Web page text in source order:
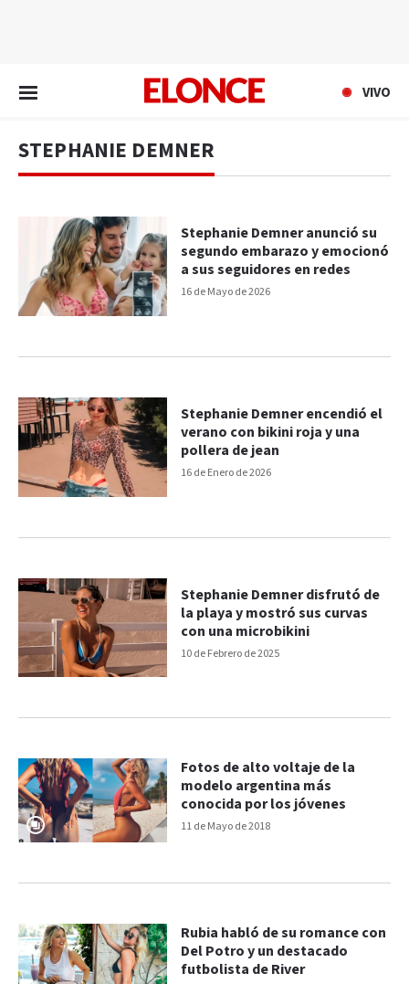
VIVO
STEPHANIE DEMNER
16 de Mayo de 2026
Stephanie Demner anunció su
segundo embarazo y emocionó
a sus seguidores en redes
16 de Enero de 2026
Stephanie Demner encendió el
verano con bikini roja y una
pollera de jean
10 de Febrero de 2025
Stephanie Demner disfrutó de
la playa y mostró sus curvas
con una microbikini
11 de Mayo de 2018
Fotos de alto voltaje de la
modelo argentina más
conocida por los jóvenes
Rubia habló de su romance con
Del Potro y un destacado
futbolista de River